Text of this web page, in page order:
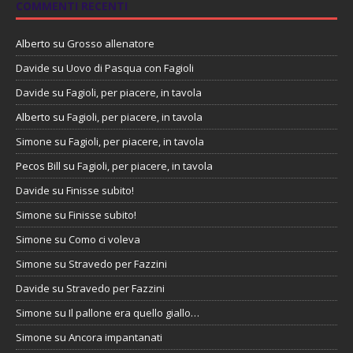
COMMENTI RECENTI
Alberto su Grosso allenatore
Davide su Uovo di Pasqua con Fagioli
Davide su Fagioli, per piacere, in tavola
Alberto su Fagioli, per piacere, in tavola
Simone su Fagioli, per piacere, in tavola
Pecos Bill su Fagioli, per piacere, in tavola
Davide su Finisse subito!
Simone su Finisse subito!
Simone su Como ci voleva
Simone su Stravedo per Fazzini
Davide su Stravedo per Fazzini
Simone su Il pallone era quello giallo…
Simone su Ancora impantanati